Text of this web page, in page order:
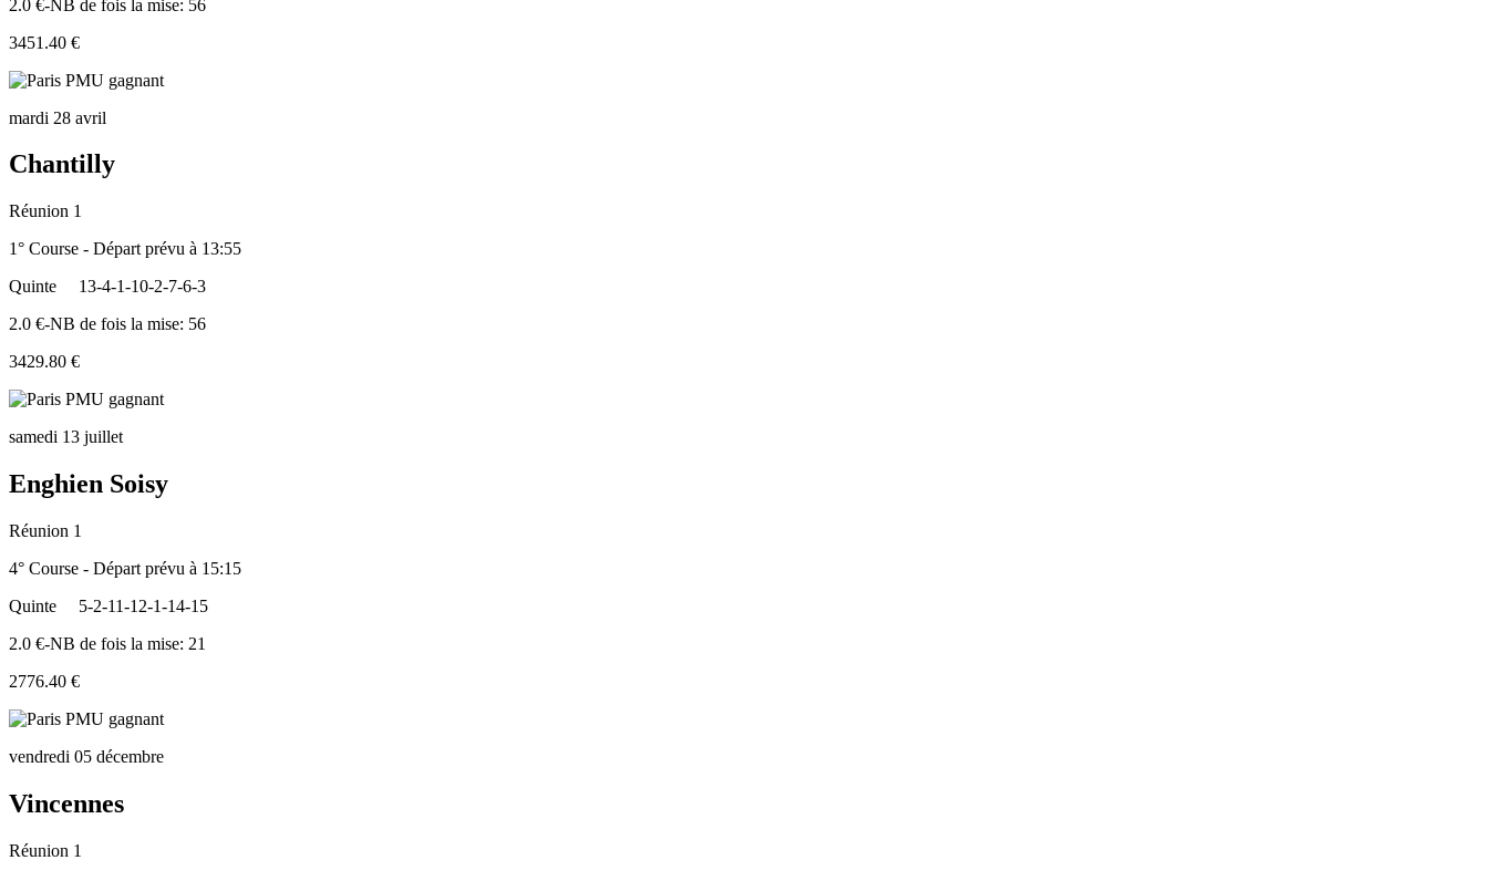
2.0 €-NB de fois la mise: 56
3451.40 €
mardi 28 avril
Chantilly
Réunion 1
1° Course - Départ prévu à 13:55
Quinte
13-4-1-10-2-7-6-3
2.0 €-NB de fois la mise: 56
3429.80 €
samedi 13 juillet
Enghien Soisy
Réunion 1
4° Course - Départ prévu à 15:15
Quinte
5-2-11-12-1-14-15
2.0 €-NB de fois la mise: 21
2776.40 €
vendredi 05 décembre
Vincennes
Réunion 1